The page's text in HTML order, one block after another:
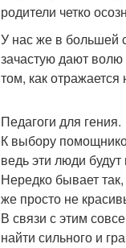
родители четко
У нас же в большей
зачастую дают
том, как
Педагоги для гения.
К выбору
ведь эти люди
Нередко бывает
же просто не
В связи с этим
найти сильного и